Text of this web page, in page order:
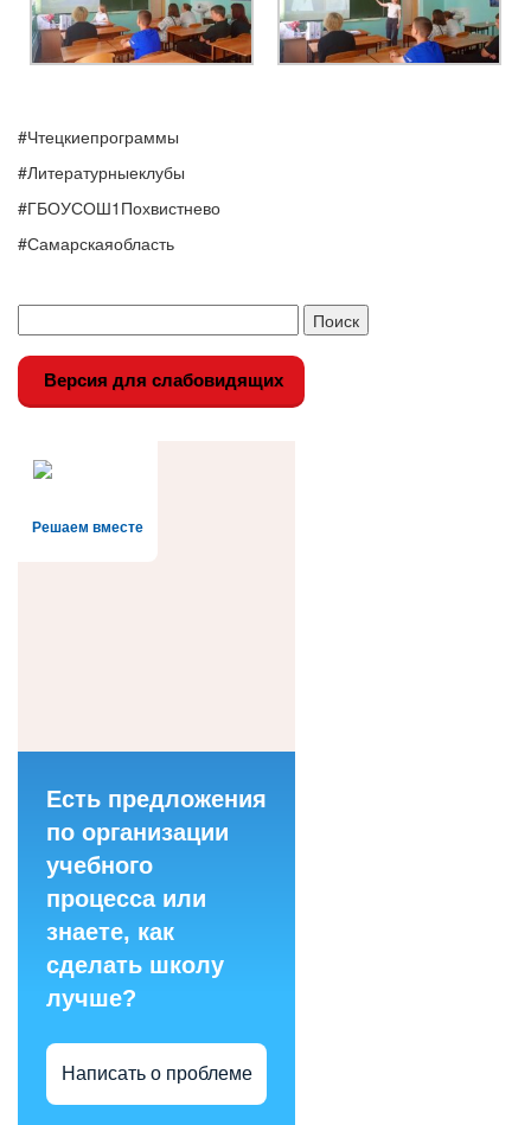
#Чтецкиепрограммы
#Литературныеклубы
#ГБОУСОШ1Похвистнево
#Самарскаяобласть
Версия для слабовидящих
Решаем вместе
Есть предложения
по организации
учебного
процесса или
знаете, как
сделать школу
лучше?
Написать о проблеме